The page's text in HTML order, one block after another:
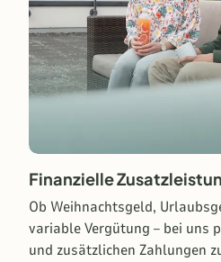
Finanzielle
Ob Weihnachtsgeld,
variable Vergütung – bei uns
und zusätzlichen Zahlungen